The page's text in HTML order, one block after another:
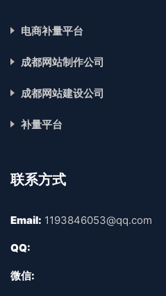
电商补量平台
成都网站制作公司
成都网站建设公司
补量平台
联系方式
Email: 1193846053@qq.com
QQ:
微信: